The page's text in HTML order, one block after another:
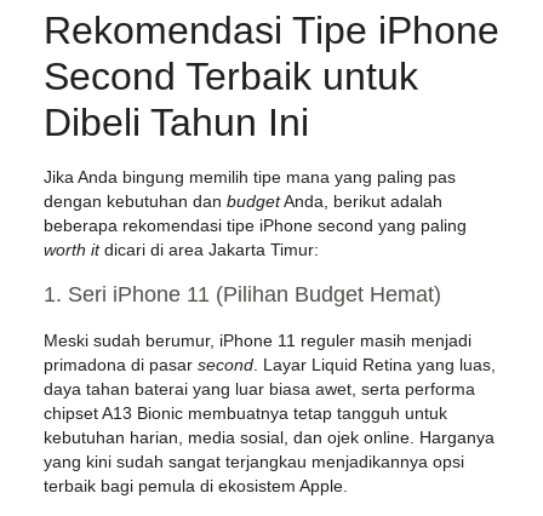
Rekomendasi Tipe iPhone
Second Terbaik untuk
Dibeli Tahun Ini
Jika Anda bingung memilih tipe mana yang paling pas
dengan kebutuhan dan budgetAnda, berikut adalah
beberapa rekomendasi tipe iPhone second yang paling
worth itdicari di area Jakarta Timur:
1. Seri iPhone 11 (Pilihan Budget Hemat)
Meski sudah berumur, iPhone 11 reguler masih menjadi
primadona di pasar second. Layar Liquid Retina yang luas,
daya tahan baterai yang luar biasa awet, serta performa
chipset A13 Bionic membuatnya tetap tangguh untuk
kebutuhan harian, media sosial, dan ojek online. Harganya
yang kini sudah sangat terjangkau menjadikannya opsi
terbaik bagi pemula di ekosistem Apple.